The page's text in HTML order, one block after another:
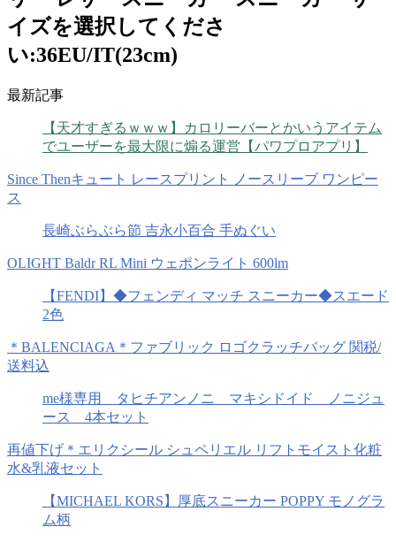
イズを選択してくださ
い:36EU/IT(23cm)
最新記事
【天才すぎるｗｗｗ】カロリーバーとかいうアイテム
でユーザーを最大限に煽る運営【パワプロアプリ】
Since Thenキュート レースプリント ノースリーブ ワンピー
ス
長崎ぶらぶら節 吉永小百合 手ぬぐい
OLIGHT Baldr RL Mini ウェポンライト 600lm
【FENDI】◆フェンディ マッチ スニーカー◆スエード
2色
＊BALENCIAGA＊ファブリック ロゴクラッチバッグ 関税/
送料込
me様専用 タヒチアンノニ マキシドイド ノニジュ
ース 4本セット
再値下げ＊エリクシール シュペリエル リフトモイスト化粧
水&乳液セット
【MICHAEL KORS】厚底スニーカー POPPY モノグラ
ム柄